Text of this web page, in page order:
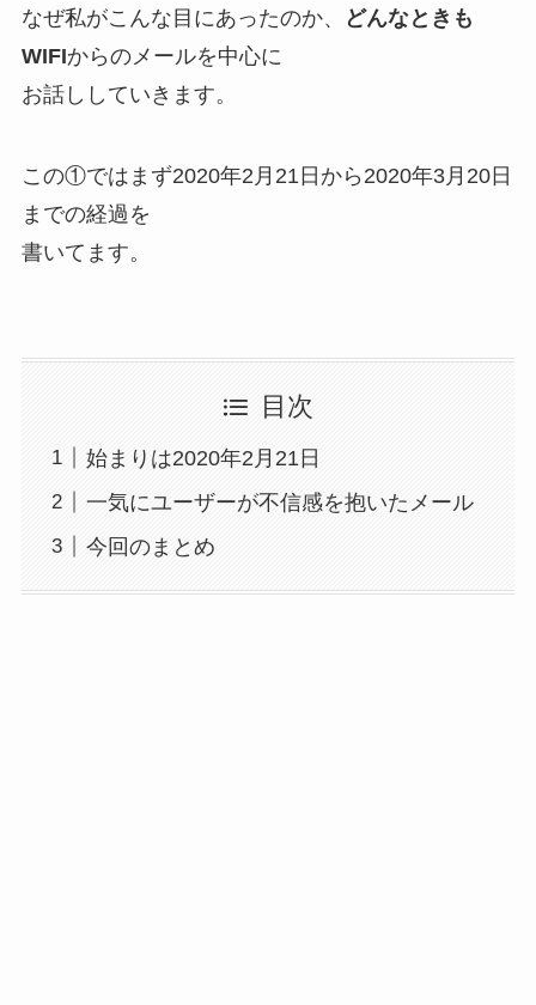
なぜ私がこんな目にあったのか、
どんなときも
WIFIからのメールを中心に
お話ししていきます。
この①ではまず2020年2月21日から2020年3月20日
までの経過を
書いてます。
目次
始まりは2020年2月21日
一気にユーザーが不信感を抱いたメール
今回のまとめ